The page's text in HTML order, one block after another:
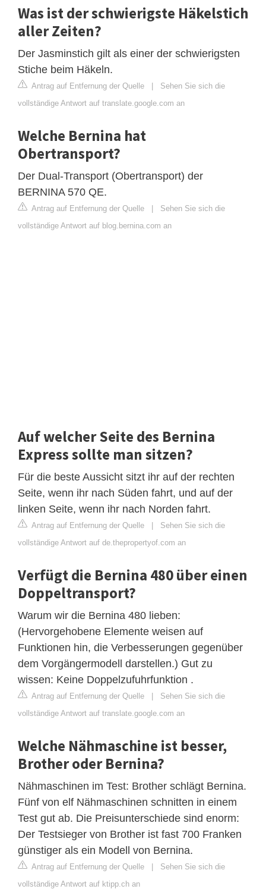
Was ist der schwierigste Häkelstich
aller Zeiten?
Der Jasminstich gilt als einer der schwierigsten
Stiche beim Häkeln.
Antrag auf Entfernung der Quelle | Sehen Sie sich die
vollständige Antwort auf translate.google.com an
Welche Bernina hat
Obertransport?
Der Dual-Transport (Obertransport) der
BERNINA 570 QE.
Antrag auf Entfernung der Quelle | Sehen Sie sich die
vollständige Antwort auf blog.bernina.com an
Auf welcher Seite des Bernina
Express sollte man sitzen?
Für die beste Aussicht sitzt ihr auf der rechten
Seite, wenn ihr nach Süden fahrt, und auf der
linken Seite, wenn ihr nach Norden fahrt.
Antrag auf Entfernung der Quelle | Sehen Sie sich die
vollständige Antwort auf de.thepropertyof.com an
Verfügt die Bernina 480 über einen
Doppeltransport?
Warum wir die Bernina 480 lieben:
(Hervorgehobene Elemente weisen auf
Funktionen hin, die Verbesserungen gegenüber
dem Vorgängermodell darstellen.) Gut zu
wissen: Keine Doppelzufuhrfunktion .
Antrag auf Entfernung der Quelle | Sehen Sie sich die
vollständige Antwort auf translate.google.com an
Welche Nähmaschine ist besser,
Brother oder Bernina?
Nähmaschinen im Test: Brother schlägt Bernina.
Fünf von elf Nähmaschinen schnitten in einem
Test gut ab. Die Preisunterschiede sind enorm:
Der Testsieger von Brother ist fast 700 Franken
günstiger als ein Modell von Bernina.
Antrag auf Entfernung der Quelle | Sehen Sie sich die
vollständige Antwort auf ktipp.ch an